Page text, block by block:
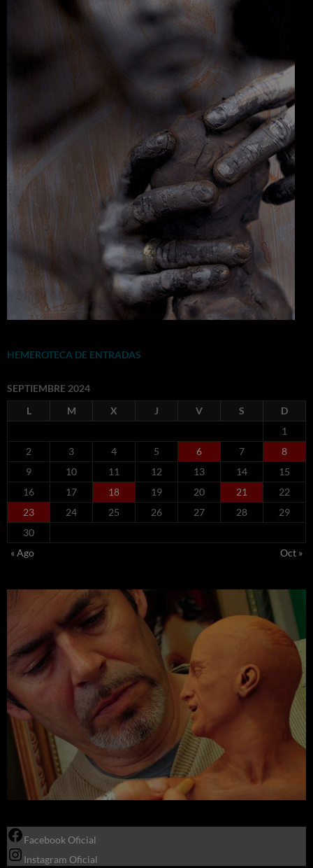
HEMEROTECA DE ENTRADAS
SEPTIEMBRE 2024
L
M X J V S
D
1
2
3 4 5 6 7
8
9
10 11 12 13 14
15
16
17 18 19 20 21
22
23
24 25 26 27 28
29
30
« Ago
Oct »
Facebook Oficial
Instagram Oficial